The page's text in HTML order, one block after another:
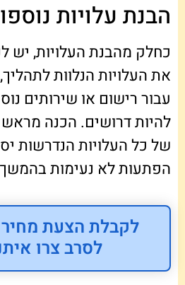
הבנת עלויות
כחלק מהבנת העלויות, יש
את העלויות הנלוות
עבור רישום או שירותים
להיות דרושים. הכנה
של כל העלויות הנדרשות
הפתעות לא נעימות
לקבלת הצעת
לסרב צרו